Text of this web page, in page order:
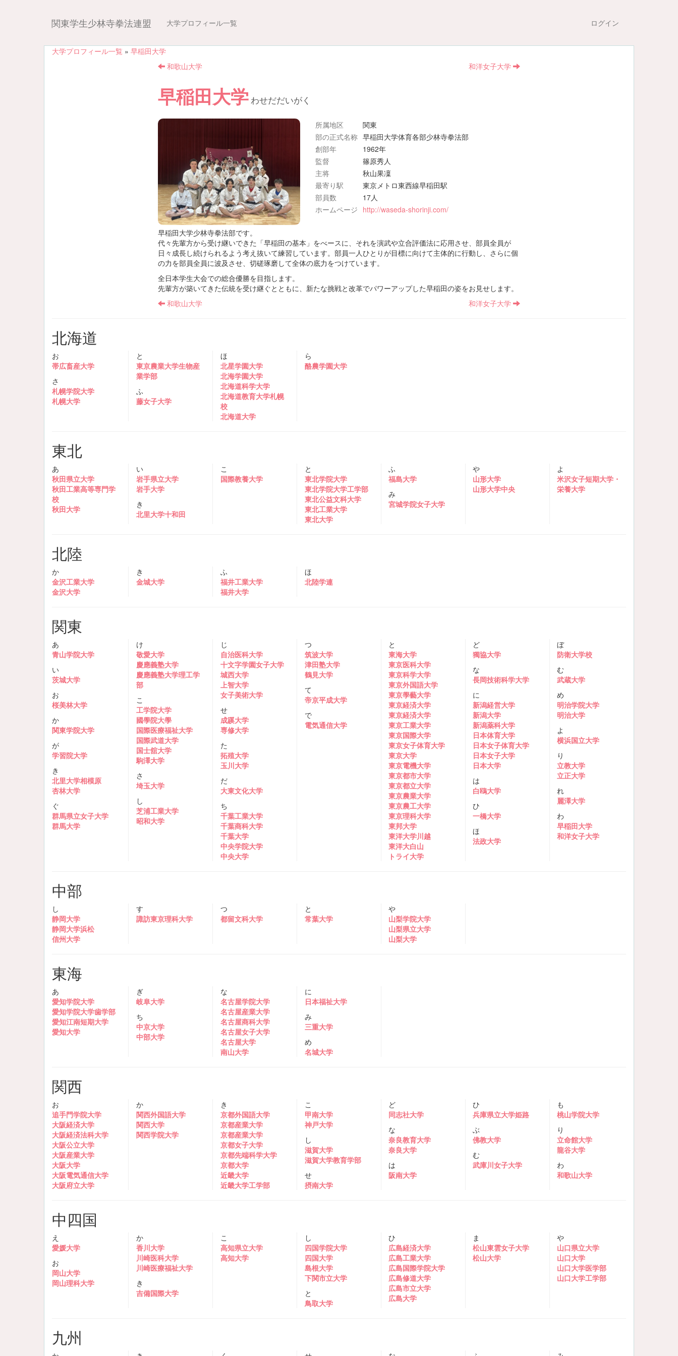
関東学生少林寺拳法連盟 大学プロフィール一覧 ログイン
大学プロフィール一覧 » 早稲田大学
和歌山大学
和洋女子大学
早稲田大学わせだだいがく
所属地区
関東
部の正式名称 早稲田大学体育各部少林寺拳法部
創部年
1962年
監督
篠原秀人
主将
秋山果凜
最寄り駅
東京メトロ東西線早稲田駅
部員数
17人
ホームページ http://waseda-shorinji.com/
早稲田大学少林寺拳法部です。
代々先輩方から受け継いできた「早稲田の基本」をべースに、それを演武や立合評価法に応用させ、部員全員が
日々成長し続けられるよう考え抜いて練習しています。部員一人ひとりが目標に向けて主体的に行動し、さらに個
の力を部員全員に波及させ、切磋琢磨して全体の底力をつけています。
全日本学生大会での総合優勝を目指します。
先輩方が築いてきた伝統を受け継ぐとともに、新たな挑戦と改革でパワーアップした早稲田の姿をお見せします。
和歌山大学
和洋女子大学
北海道
お
帯広畜産大学
さ
札幌学院大学
札幌大学
と
東京農業大学生物産
業学部
ふ
藤女子大学
ほ
北星学園大学
北海学園大学
北海道科学大学
北海道教育大学札幌
校
北海道大学
ら
酪農学園大学
東北
あ
秋田県立大学
秋田工業高等専門学
校
秋田大学
い
岩手県立大学
岩手大学
き
北里大学十和田
こ
国際教養大学
と
東北学院大学
東北学院大学工学部
東北公益文科大学
東北工業大学
東北大学
ふ
福島大学
み
宮城学院女子大学
や
山形大学
山形大学中央
よ
米沢女子短期大学・
栄養大学
北陸
か
金沢工業大学
金沢大学
き
金城大学
ふ
福井工業大学
福井大学
ほ
北陸学連
関東
あ
青山学院大学
い
茨城大学
お
桜美林大学
か
関東学院大学
が
学習院大学
き
北里大学相模原
杏林大学
ぐ
群馬県立女子大学
群馬大学
け
敬愛大学
慶應義塾大学
慶應義塾大学理工学
部
こ
工学院大学
國學院大學
国際医療福祉大学
国際武道大学
国士舘大学
駒澤大学
さ
埼玉大学
し
芝浦工業大学
昭和大学
じ
自治医科大学
十文字学園女子大学
城西大学
上智大学
女子美術大学
せ
成蹊大学
専修大学
た
拓殖大学
玉川大学
だ
大東文化大学
ち
千葉工業大学
千葉商科大学
千葉大学
中央学院大学
中央大学
つ
筑波大学
津田塾大学
鶴見大学
て
帝京平成大学
で
電気通信大学
と
東海大学
東京医科大学
東京科学大学
東京外国語大学
東京學藝大学
東京経済大学
東京経済大学
東京工業大学
東京国際大学
東京女子体育大学
東京大学
東京電機大学
東京都市大学
東京都立大学
東京農業大学
東京農工大学
東京理科大学
東邦大学
東洋大学川越
東洋大白山
トライ大学
ど
獨協大学
な
長岡技術科学大学
に
新潟経営大学
新潟大学
新潟薬科大学
日本体育大学
日本女子体育大学
日本女子大学
日本大学
は
白鴎大学
ひ
一橋大学
ほ
法政大学
ぼ
防衛大学校
む
武蔵大学
め
明治学院大学
明治大学
よ
横浜国立大学
り
立教大学
立正大学
れ
麗澤大学
わ
早稲田大学
和洋女子大学
中部
し
静岡大学
静岡大学浜松
信州大学
す
諏訪東京理科大学
つ
都留文科大学
と
常葉大学
や
山梨学院大学
山梨県立大学
山梨大学
東海
あ
愛知学院大学
愛知学院大学歯学部
愛知江南短期大学
愛知大学
ぎ
岐阜大学
ち
中京大学
中部大学
な
名古屋学院大学
名古屋産業大学
名古屋商科大学
名古屋女子大学
名古屋大学
南山大学
に
日本福祉大学
み
三重大学
め
名城大学
関西
お
追手門学院大学
大阪経済大学
大阪経済法科大学
大阪公立大学
大阪産業大学
大阪大学
大阪電気通信大学
大阪府立大学
か
関西外国語大学
関西大学
関西学院大学
き
京都外国語大学
京都産業大学
京都産業大学
京都女子大学
京都先端科学大学
京都大学
近畿大学
近畿大学工学部
こ
甲南大学
神戸大学
し
滋賀大学
滋賀大学教育学部
せ
摂南大学
ど
同志社大学
な
奈良教育大学
奈良大学
は
阪南大学
ひ
兵庫県立大学姫路
ぶ
佛教大学
む
武庫川女子大学
も
桃山学院大学
り
立命館大学
龍谷大学
わ
和歌山大学
中四国
え
愛媛大学
お
岡山大学
岡山理科大学
か
香川大学
川崎医科大学
川崎医療福祉大学
き
吉備国際大学
こ
高知県立大学
高知大学
し
四国学院大学
四国大学
島根大学
下関市立大学
と
鳥取大学
ひ
広島経済大学
広島工業大学
広島国際学院大学
広島修道大学
広島市立大学
広島大学
ま
松山東雲女子大学
松山大学
や
山口県立大学
山口大学
山口大学医学部
山口大学工学部
九州